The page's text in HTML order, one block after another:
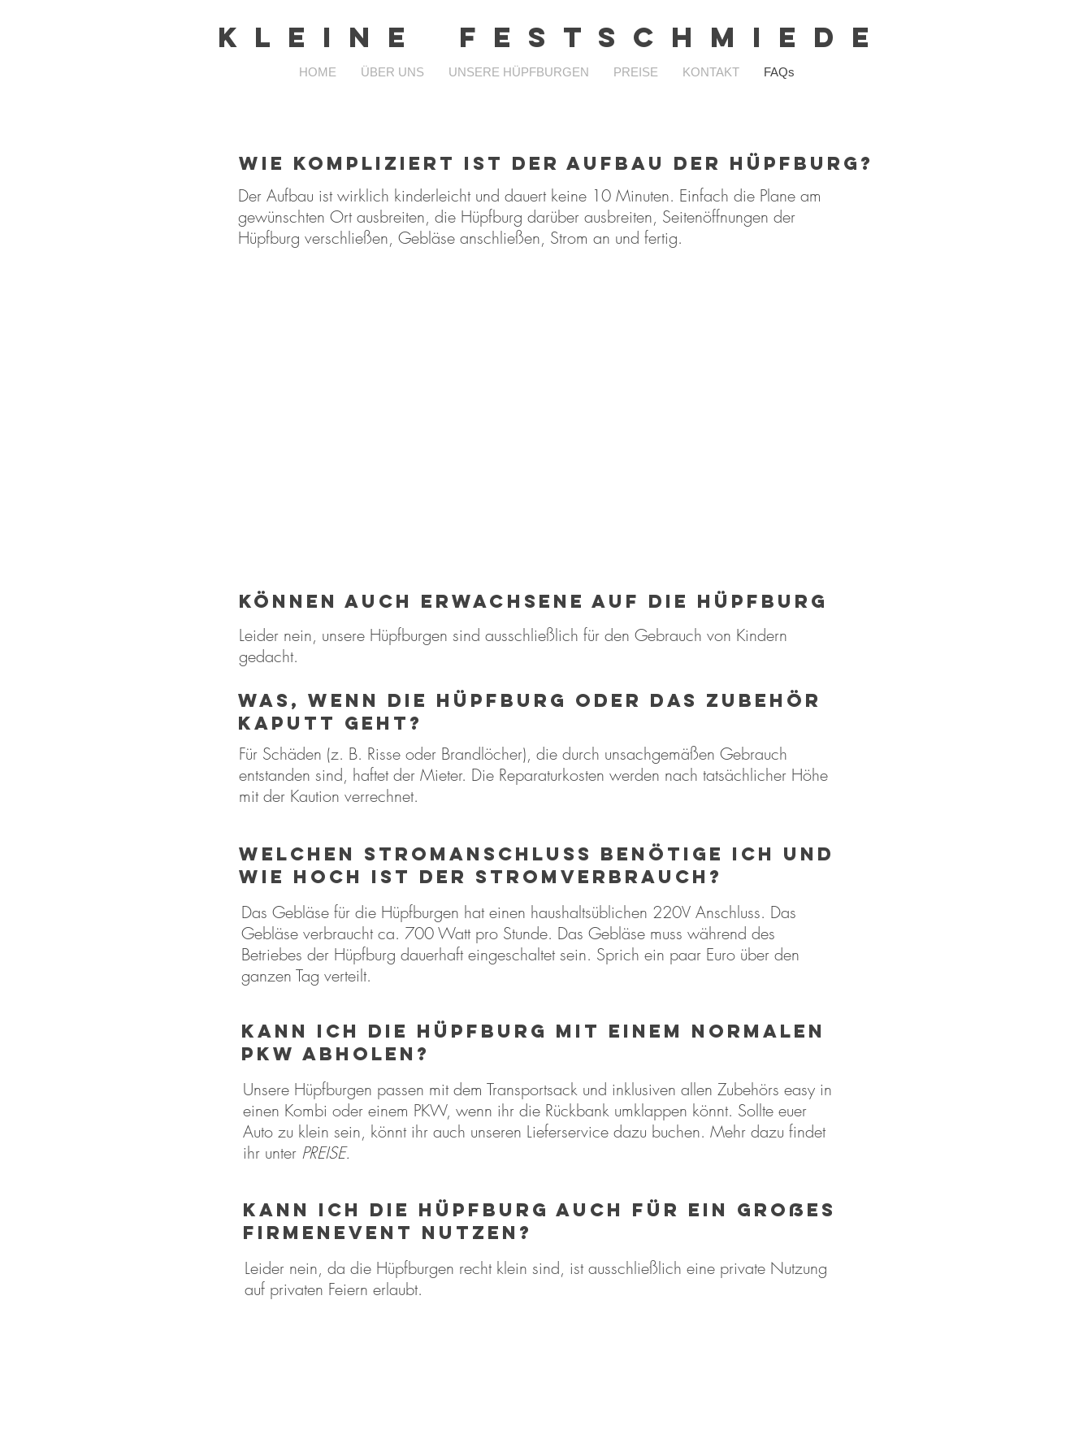
K L E I N E F E S T S C H M I E D E
HOME ÜBER UNS UNSERE HÜPFBURGEN PREISE KONTAKT FAQs
Wie kompliziert ist der Aufbau der Hüpfburg?
Der Aufbau ist wirklich kinderleicht und dauert keine 10 Minuten. Einfach die Plane am
gewünschten Ort ausbreiten, die Hüpfburg darüber ausbreiten, Seitenöffnungen der
Hüpfburg verschließen, Gebläse anschließen, Strom an und fertig.
können auch erwachsene auf die Hüpfburg
Leider nein, unsere Hüpfburgen sind ausschließlich für den Gebrauch von Kindern
gedacht.
Was, wenn die Hüpfburg oder das zubehör
kaputt geht?
Für Schäden (z. B. Risse oder Brandlöcher), die durch unsachgemäßen Gebrauch
entstanden sind, haftet der Mieter. Die Reparaturkosten werden nach tatsächlicher Höhe
mit der Kaution verrechnet.
WELCHEN STROMANSCHLUSS BENÖTIGE ICH UND
WIE HOCH IST DER STROMVERBRAUCH?
Das Gebläse für die Hüpfburgen hat einen haushaltsüblichen 220V Anschluss. Das
Gebläse verbraucht ca. 700 Watt pro Stunde. Das Gebläse muss während des
Betriebes der Hüpfburg dauerhaft eingeschaltet sein. Sprich ein paar Euro über den
ganzen Tag verteilt.
kann ich die Hüpfburg mit einem normalen
PKW abholen?
Unsere Hüpfburgen passen mit dem Transportsack und inklusiven allen Zubehörs easy in
einen Kombi oder einem PKW, wenn ihr die Rückbank umklappen könnt. Sollte euer
Auto zu klein sein, könnt ihr auch unseren Lieferservice dazu buchen. Mehr dazu findet
ihr unter PREISE.
Kann ich die Hüpfburg auch für ein großes
Firmenevent nutzen?
Leider nein, da die Hüpfburgen recht klein sind, ist ausschließlich eine private Nutzung
auf privaten Feiern erlaubt.